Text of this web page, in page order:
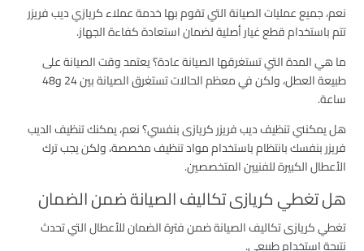
نعم، جميع عمليات الصيانة التي تقوم بها خدمة عملاء كريازي ديب فريزر
تتم باستخدام قطع غيار أصلية لضمان استعادة كفاءة الجهاز.
ما هي المدة التي تستغرقها الصيانة عادة؟ يعتمد وقت الصيانة على
طبيعة العطل، ولكن في معظم الحالات تستغرق الصيانة بين 24 و48
ساعة.
هل يمكنني تنظيف ديب فريزر كريازى بنفسي؟ نعم، يمكنك تنظيف الديب
فريزر بنفسك بانتظام باستخدام مواد تنظيف مخصصة، ولكن يجب ترك
الأعطال الكبيرة للفنيين المتخصصين.
هل تغطي كريازى تكاليف الصيانة ضمن الضمان
تغطي كريازى تكاليف الصيانة ضمن فترة الضمان للأعطال التي تحدث
نتيجة استخدام طبيعي.